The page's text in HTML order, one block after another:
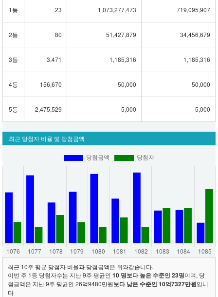
1등 23 1,073,277,473 719,095,907
2등 80 51,427,879 34,456,679
3등 3,471 1,185,316 1,185,316
4등 156,670 50,000 50,000
5등 2,475,529 5,000 5,000
최근 당첨자 비율 및 당첨금액
최근 10주 평균 당첨자 비율과 당첨금액은 위와같습니다.
이번 주 1등 당첨자수는 지난 9주 평균인 10 명보다 높은 수준인 23명이며, 당
첨금액은 지난 9주 평균인 26억9480만원보다 낮은 수준인 10억7327만원입니
다